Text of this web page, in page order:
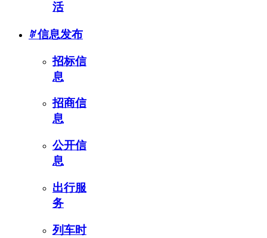
活
ꄶ 信息发布
招标信
息
招商信
息
公开信
息
出行服
务
列车时